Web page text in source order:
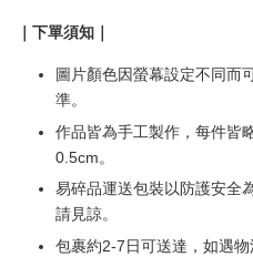
｜下單須知｜
圖片顏色因螢幕設定不同而
準。
作品皆為手工製作，每件皆
0.5cm。
易碎品運送包裝以防護安全
請見諒。
包裹約2-7日可送達，如遇物